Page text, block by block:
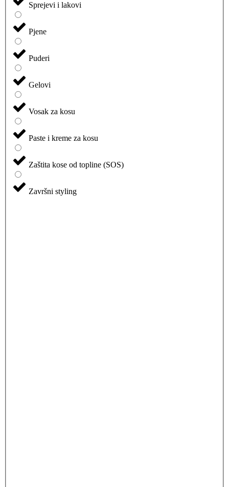
Sprejevi i lakovi
Pjene
Puderi
Gelovi
Vosak za kosu
Paste i kreme za kosu
Zaštita kose od topline (SOS)
Završni styling